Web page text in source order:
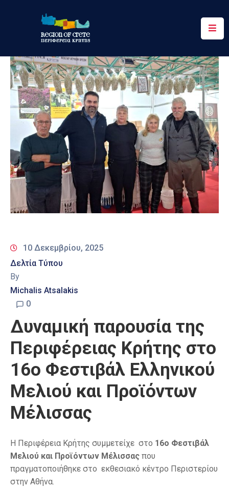
Περιφέρεια
Ενημέρωση
Έργα
&
Δράσεις
Ψηφιακές
Υπηρεσίες
Επικοινωνία
10 Δεκεμβρίου, 2025
Δελτία Τύπου
By
Michalis Atsalakis
0
Δυναμική παρουσία της
Περιφέρειας Κρήτης στο
16ο Φεστιβάλ Ελληνικού
Μελιού και Προϊόντων
Μέλισσας
Η Περιφέρεια Κρήτης συμμετείχε στο 16ο Φεστιβάλ
Μελιού και Προϊόντων Μέλισσας που
πραγματοποιήθηκε στο εκθεσιακό κέντρο Περιστερίου
στην Αθήνα.